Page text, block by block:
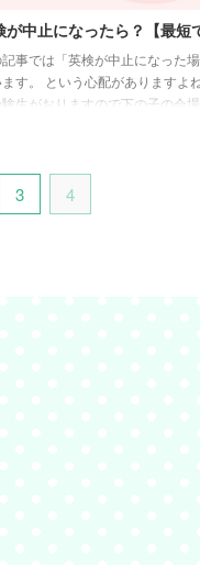
が中止になったら？【最短
記事では「英検が中止になった
す。 という心配がありますよ
験生がおりますので下の子の会
いのでしょうか。事前に把握す
をしなくて済みますよ！ それ
3 4